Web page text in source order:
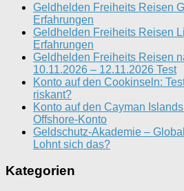
Geldhelden Freiheits Reisen
Erfahrungen
Geldhelden Freiheits Reisen
Erfahrungen
Geldhelden Freiheits Reisen
10.11.2026 – 12.11.2026 Test
Konto auf den Cookinseln:
riskant?
Konto auf den Cayman
Offshore-Konto
Geldschutz-Akademie –
Lohnt sich das?
Kategorien